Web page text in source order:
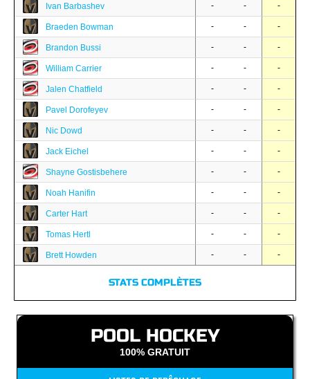
Ivan Barbashev - - -
Braeden Bowman - - -
Brandon Bussi - - -
William Carrier - - -
Jalen Chatfield - - -
Pavel Dorofeyev - - -
Nic Dowd - - -
Jack Eichel - - -
Shayne Gostisbehere - - -
Noah Hanifin - - -
Carter Hart - - -
Tomas Hertl - - -
Brett Howden - - -
STATS COMPLÈTES
POOL HOCKEY
100% GRATUIT